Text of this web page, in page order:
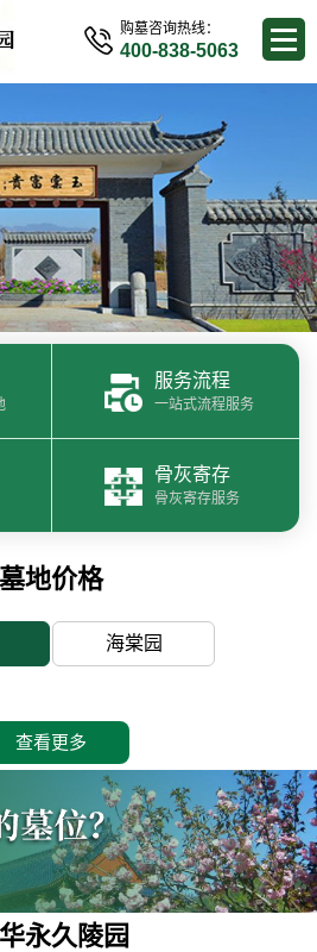
购墓咨询热线：
400-838-5063
服务流程
一站式流程服务
骨灰寄存
骨灰寄存服务
墓地价格
海棠园
查看更多
永久陵园